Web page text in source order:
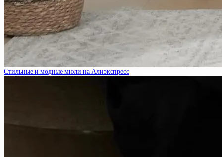
Стильные и модные мюли на Алиэкспресс